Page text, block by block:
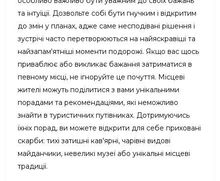
та інтуїції. Дозвольте собі бути гнучким і відкритим
до змін у планах, адже саме несподівані рішення і
зустрічі часто перетворюються на найяскравіші та
найзапам'ятніші моменти подорожі. Якщо вас щось
приваблює або викликає бажання затриматися в
певному місці, не ігноруйте це почуття. Місцеві
жителі можуть поділитися з вами унікальними
порадами та рекомендаціями, які неможливо
знайти в туристичних путівниках. Дотримуючись
їхніх порад, ви можете відкрити для себе приховані
скарби: тихі затишні кав'ярні, чарівні видові
майданчики, невеликі музеї або унікальні місцеві
традиції.